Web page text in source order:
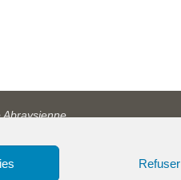
Refuser
Abraysienne.